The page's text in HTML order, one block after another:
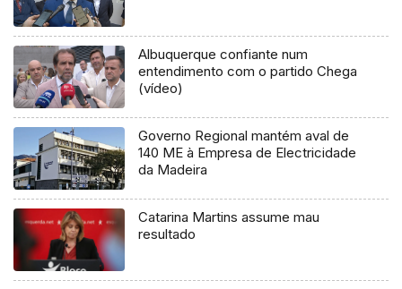
Albuquerque confiante num
entendimento com o partido Chega
(vídeo)
Governo Regional mantém aval de
140 ME à Empresa de Electricidade
da Madeira
Catarina Martins assume mau
resultado